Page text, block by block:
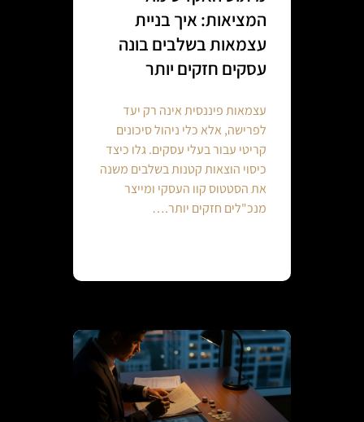
המציאות: איך בניית
עצמאות בשלבים בונה
עסקים חזקים יותר
עצמאות פיננסית אינה רק יעד
לפרישה, אלא כלי ניהול סיכונים
קריטי עבור בעלי עסקים. גלו כיצד
כיסוי הוצאות קטנות בשלבים משנה
את הסטטוס קוו העסקי ומייצר
מנכ"לים חזקים יותר.…